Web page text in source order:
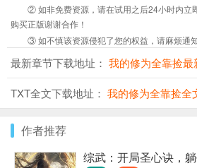
② 如非免费资源，请在试用之后24小时内立
购买正版谢谢合作！
③ 如不慎该资源侵犯了您的权益，请麻烦通
最新章节下载地址： 我的修为全靠捡最
TXT全文下载地址： 我的修为全靠捡全
作者推荐
综武：开局圣心诀，